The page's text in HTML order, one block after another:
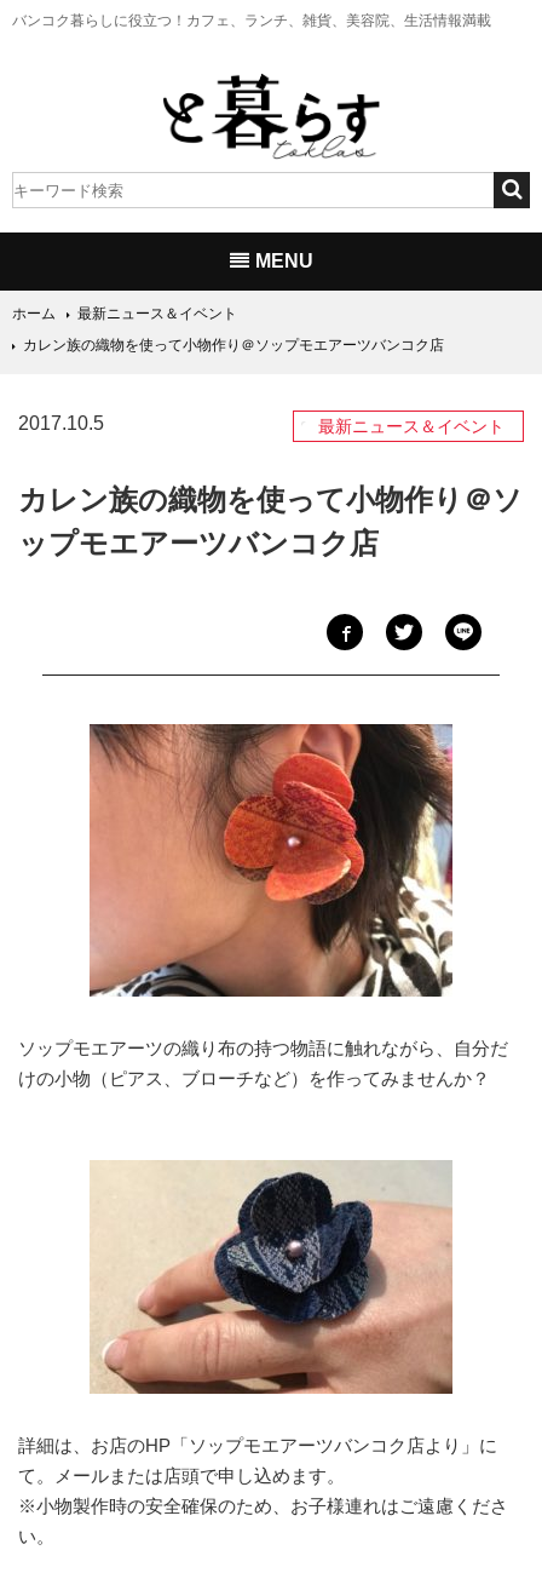
バンコク暮らしに役立つ！ カフェ、ランチ、雑貨、美容院、生活情報満載
MENU
ホーム
最新ニュース＆イベント
カレン族の織物を使って小物作り＠ソップモエアーツバンコク店
2017.10.5 最新ニュース＆イベント
カレン族の織物を使って小物作り＠ソ
ップモエアーツバンコク店
ソップモエアーツの織り布の持つ物語に触れながら、自分だ
けの小物（ピアス、ブローチなど）を作ってみませんか？
詳細は、お店のHP「ソップモエアーツバンコク店より」に
て。メールまたは店頭で申し込めます。
※小物製作時の安全確保のため、お子様連れはご遠慮くださ
い。